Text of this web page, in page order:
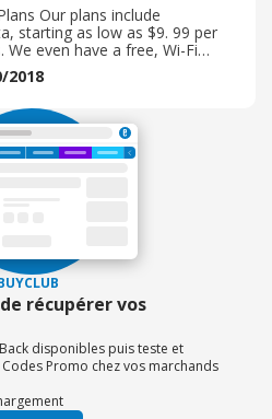
Our plans include
starting as low as $9. 99 per
even have a free, Wi-Fi
for download on
PHONES & PLANS We've
of Wi-Fi + cellular for texting
can offer you low-cost plans
smartphones. Smart
plans include unlimited
have a free, Wi-Fi only
for download on your
unlimited texting and
99 per month with no
free, Wi-Fi only version of
on your existing
2018
récupérer vos
disponibles puis teste et
Promo chez vos marchands